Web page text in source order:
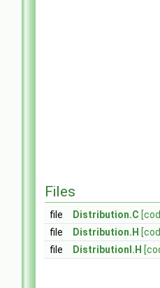
Files
file Distribution.C
file
Distribution.H
file
DistributionI.H